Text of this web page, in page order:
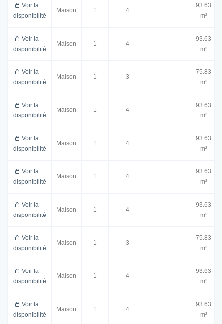
Voir la
disponibilité
Maison 1 4
93.63
m²
Voir la
disponibilité
Maison 1 4
93.63
m²
Voir la
disponibilité
Maison 1 3
75.83
m²
Voir la
disponibilité
Maison 1 4
93.63
m²
Voir la
disponibilité
Maison 1 4
93.63
m²
Voir la
disponibilité
Maison 1 4
93.63
m²
Voir la
disponibilité
Maison 1 4
93.63
m²
Voir la
disponibilité
Maison 1 3
75.83
m²
Voir la
disponibilité
Maison 1 4
93.63
m²
Voir la
disponibilité
Maison 1 4
93.63
m²